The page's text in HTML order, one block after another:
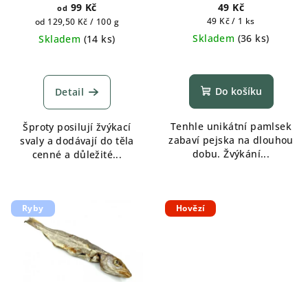
od 99 Kč
Měrná
cena:
od 129,50 Kč / 100 g
Skladem (14 ks)
hodnocení
produktu
z
5
hvězdiček.
Detail
Šproty posilují žvýkací
svaly a dodávají do těla
cenné a důležité...
49 Kč
Měrná
cena:
49 Kč / 1 ks
Skladem (36 ks)
Do košíku
Tenhle unikátní pamlsek
zabaví pejska na dlouhou
dobu. Žvýkání...
Ryby Hovězí